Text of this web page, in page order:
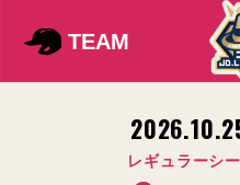
TEAM
レギュラーシ